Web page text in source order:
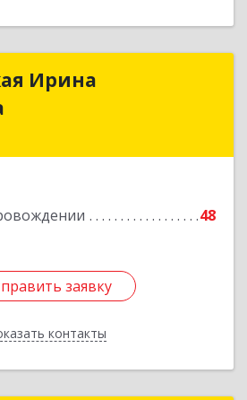
Ирина
48
заявку
контакты
Вербицкая Ирина
Подробнее
заявку
Назад